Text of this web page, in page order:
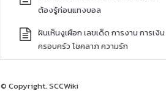
ต้องรู้ก่อนแทงบอล
ฝันเห็นงูเผือก เลขเด็ด การงาน การเงิน
ครอบครัว โชคลาภ ความรัก
© Copyright, SCCWiki